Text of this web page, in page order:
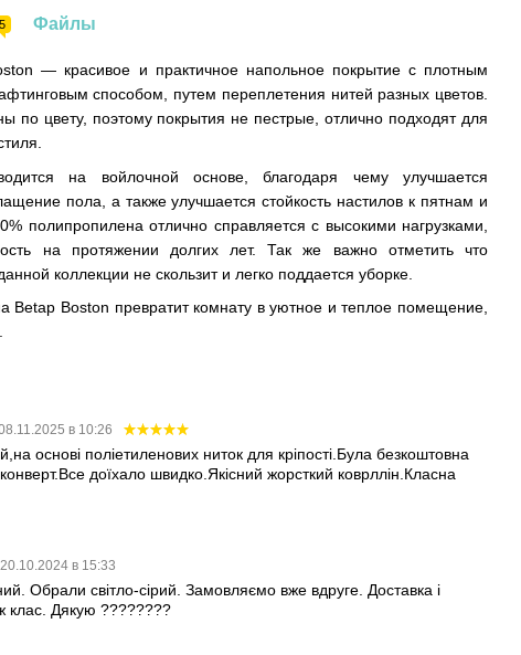
5 Файлы
— красивое и практичное напольное покрытие с плотным
способом, путем переплетения нитей разных цветов.
по цвету, поэтому покрытия не пестрые, отлично подходят для
на войлочной основе, благодаря чему улучшается
пола, а также улучшается стойкость настилов к пятнам и
полипропилена отлично справляется с высокими нагрузками,
на протяжении долгих лет. Так же важно отметить что
коллекции не скользит и легко поддается уборке.
Betap Boston превратит комнату в уютное и теплое помещение,
в 10:26
основі поліетиленових ниток для кріпості.Була безкоштовна
доїхало швидко.Якісний жорсткий коврллін.Класна
20.10.2024 в 15:33
Обрали світло-сірий. Замовляємо вже вдруге. Доставка і
клас. Дякую ????????